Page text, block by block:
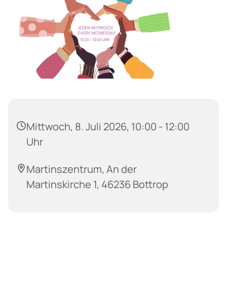
Mittwoch, 8. Juli 2026, 10:00 - 12:00
Uhr
Martinszentrum, An der
Martinskirche 1, 46236 Bottrop